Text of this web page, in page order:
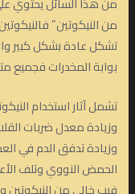
من النيكوتين”
تشكل عادة بشكل كبير
بوابة المخدرات فجميع
تشمل آثار استخدام
وزيادة معدل ضربات
وزيادة تدفق الدم في
الحمض النووي وتلف